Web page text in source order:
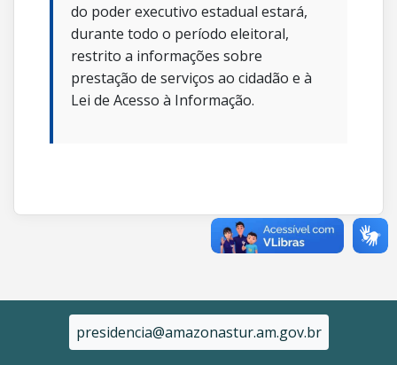
do poder executivo estadual estará,
durante todo o período eleitoral,
restrito a informações sobre
prestação de serviços ao cidadão e à
Lei de Acesso à Informação.
presidencia@amazonastur.am.gov.br